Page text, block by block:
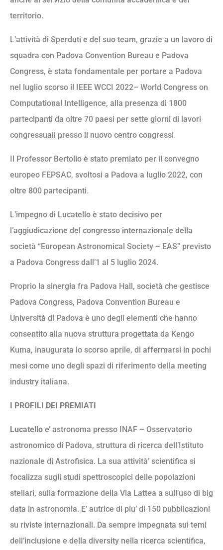
territorio.
L’attività di Sperduti e del suo team, grazie a un lavoro di
squadra con Padova Convention Bureau e Padova
Congress, è stata fondamentale per portare a Padova
nel luglio scorso il IEEE WCCI 2022– World Congress on
Computational Intelligence, alla presenza di 1800
partecipanti da oltre 70 paesi per sette giorni di lavori
congressuali presso il nuovo centro congressi.
Il Professor Bertollo è stato premiato per il convegno
europeo FEPSAC, svoltosi a Padova a luglio 2022, con
oltre 800 partecipanti.
L’impegno di Lucatello è stato decisivo per
l’aggiudicazione del congresso internazionale della
società “European Astronomical Society – EAS” previsto
a Padova Congress dall’1 al 5 luglio 2024.
Proprio la sinergia fra Padova Hall, società che gestisce
Padova Congress, Padova Convention Bureau e
Università di Padova è uno degli elementi che hanno
consentito alla nuova struttura progettata da Kengo
Kuma, inaugurata lo scorso aprile, di affermarsi in pochi
mesi come uno degli spazi di riferimento della meeting
industry italiana.
I PROFILI DEI PREMIATI
Lucatello e’ astronoma presso INAF – Osservatorio
astronomico di Padova, struttura di ricerca dell’Istituto
nazionale di Astrofisica. La sua attività’ scientifica si
focalizza sugli studi spettroscopici delle popolazioni
stellari, sulla formazione della Via Lattea a sull’uso di big
data in astronomia. E’ autrice di piu’ di 150 pubblicazioni
su riviste internazionali. Da sempre impegnata sui temi
dell’inclusione e della diversity nella ricerca scientifica,